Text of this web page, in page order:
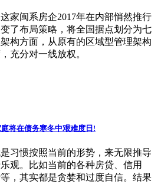
家闽系房企2017年在内部悄然推行
了布局策略，将全国据点划分为七
构方面，从原有的区域型管理架构
充分对一线放权。
将在债务寒冬中艰难度日!
习惯按照当前的形势，来无限推导
观。比如当前的各种房贷、信用
，其实都是贪婪和过度自信。结果